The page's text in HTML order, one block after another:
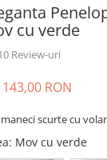
cu verde
Review-uri
143,00 RON
scurte cu
: Mov cu verde